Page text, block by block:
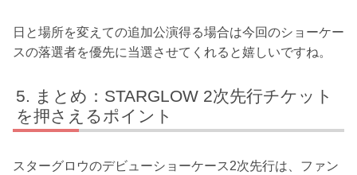
日と場所を変えての追加公演得る場合は今回のショーケー
スの落選者を優先に当選させてくれると嬉しいですね。
まとめ：STARGLOW 2次先行チケット
を押さえるポイント
スターグロウのデビューショーケース2次先行は、ファン